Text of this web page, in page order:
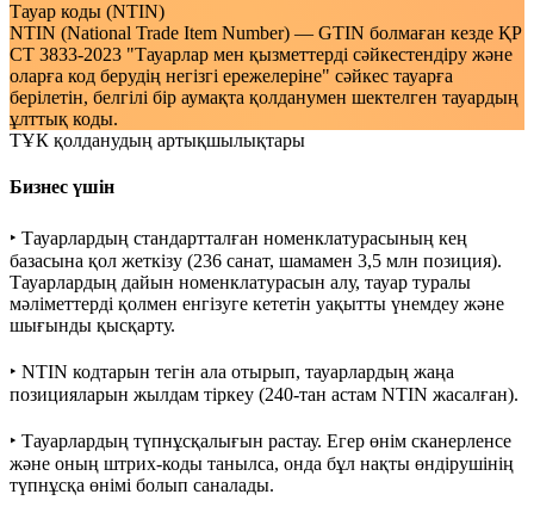
Тауар коды (NTIN)
NTIN (National Trade Item Number) — GTIN болмаған кезде ҚР
СТ 3833-2023 "Тауарлар мен қызметтерді сәйкестендіру және
оларға код берудің негізгі ережелеріне" сәйкес тауарға
берілетін, белгілі бір аумақта қолданумен шектелген тауардың
ұлттық коды.
ТҰК қолданудың артықшылықтары
Бизнес үшін
‣ Тауарлардың стандартталған номенклатурасының кең
базасына қол жеткізу (236 санат, шамамен 3,5 млн позиция).
Тауарлардың дайын номенклатурасын алу, тауар туралы
мәліметтерді қолмен енгізуге кететін уақытты үнемдеу және
шығынды қысқарту.
‣ NТІN кодтарын тегін ала отырып, тауарлардың жаңа
позицияларын жылдам тіркеу (240-тан астам NTIN жасалған).
‣ Тауарлардың түпнұсқалығын растау. Егер өнім сканерленсе
және оның штрих-коды танылса, онда бұл нақты өндірушінің
түпнұсқа өнімі болып саналады.